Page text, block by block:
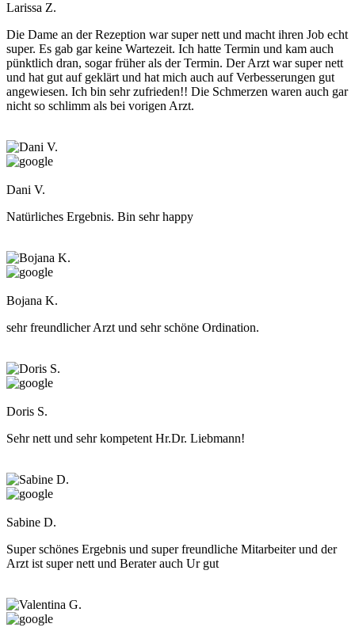
Larissa Z.
Die Dame an der Rezeption war super nett und macht ihren Job echt
super. Es gab gar keine Wartezeit. Ich hatte Termin und kam auch
pünktlich dran, sogar früher als der Termin. Der Arzt war super nett
und hat gut auf geklärt und hat mich auch auf Verbesserungen gut
angewiesen. Ich bin sehr zufrieden!! Die Schmerzen waren auch gar
nicht so schlimm als bei vorigen Arzt.
Dani V.
Natürliches Ergebnis. Bin sehr happy
Bojana K.
sehr freundlicher Arzt und sehr schöne Ordination.
Doris S.
Sehr nett und sehr kompetent Hr.Dr. Liebmann!
Sabine D.
Super schönes Ergebnis und super freundliche Mitarbeiter und der
Arzt ist super nett und Berater auch Ur gut